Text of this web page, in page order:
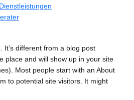
It’s different from a blog post
place and will show up in your site
Most people start with an About
to potential site visitors. It might